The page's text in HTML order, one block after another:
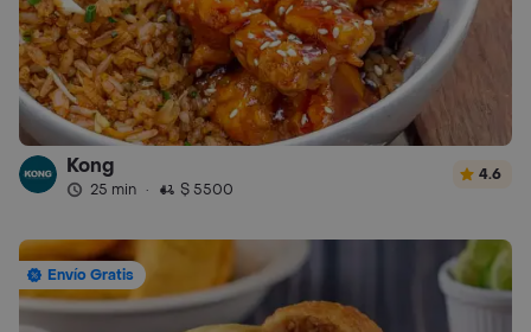
Kong
25 min · $ 5500
4.6
Envío Gratis